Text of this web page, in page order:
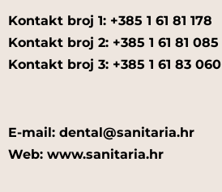
Kontakt broj 1: +385 1 61 81 178
Kontakt broj 2: +385 1 61 81 085
Kontakt broj 3: +385 1 61 83 060
E-mail: dental@sanitaria.hr
Web: www.sanitaria.hr